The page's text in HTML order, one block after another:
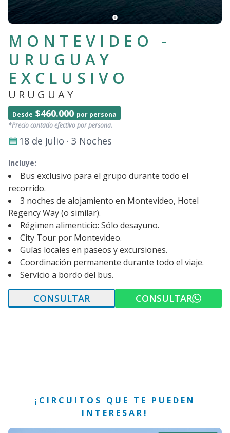
MONTEVIDEO -
URUGUAY
EXCLUSIVO
URUGUAY
Desde $460.000 por persona
*Precio contado efectivo por persona.
18 de Julio · 3 Noches
Incluye:
Bus exclusivo para el grupo durante todo el
recorrido.
3 noches de alojamiento en Montevideo, Hotel
Regency Way (o similar).
Régimen alimenticio: Sólo desayuno.
City Tour por Montevideo.
Guías locales en paseos y excursiones.
Coordinación permanente durante todo el viaje.
Servicio a bordo del bus.
CONSULTAR CONSULTAR
¡CIRCUITOS QUE TE PUEDEN
INTERESAR!